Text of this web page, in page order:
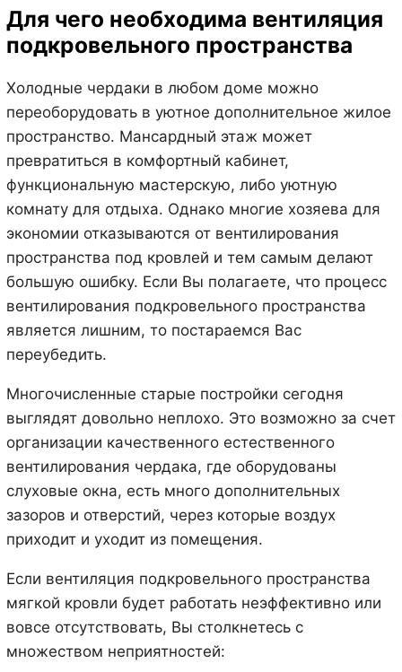
Для чего необходима вентиляция
подкровельного пространства
Холодные чердаки в любом доме можно
переоборудовать в уютное дополнительное жилое
пространство. Мансардный этаж может
превратиться в комфортный кабинет,
функциональную мастерскую, либо уютную
комнату для отдыха. Однако многие хозяева для
экономии отказываются от вентилирования
пространства под кровлей и тем самым делают
большую ошибку. Если Вы полагаете, что процесс
вентилирования подкровельного пространства
является лишним, то постараемся Вас
переубедить.
Многочисленные старые постройки сегодня
выглядят довольно неплохо. Это возможно за счет
организации качественного естественного
вентилирования чердака, где оборудованы
слуховые окна, есть много дополнительных
зазоров и отверстий, через которые воздух
приходит и уходит из помещения.
Если вентиляция подкровельного пространства
мягкой кровли будет работать неэффективно или
вовсе отсутствовать, Вы столкнетесь с
множеством неприятностей: